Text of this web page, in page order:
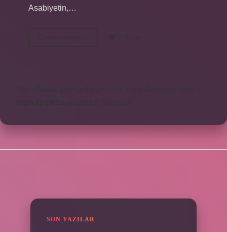
Asabiyetin,…
SON YAZILAR